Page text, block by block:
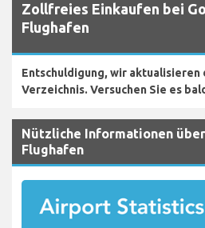
Zollfreies Einkaufen bei
Flughafen
Entschuldigung, wir aktualisieren
Verzeichnis. Versuchen Sie es
Nützliche Informationen
Flughafen